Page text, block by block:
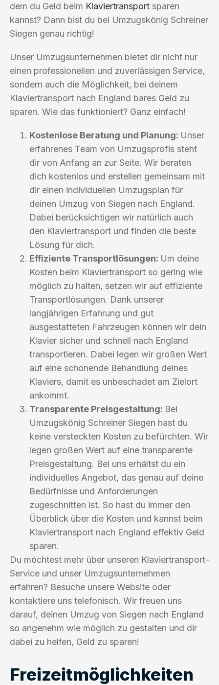
dem du Geld beim Klaviertransport sparen
kannst? Dann bist du bei Umzugskönig Schreiner
Siegen genau richtig!
Unser Umzugsunternehmen bietet dir nicht nur
einen professionellen und zuverlässigen Service,
sondern auch die Möglichkeit, bei deinem
Klaviertransport nach England bares Geld zu
sparen. Wie das funktioniert? Ganz einfach!
Kostenlose Beratung und Planung: Unser
erfahrenes Team von Umzugsprofis steht
dir von Anfang an zur Seite. Wir beraten
dich kostenlos und erstellen gemeinsam mit
dir einen individuellen Umzugsplan für
deinen Umzug von Siegen nach England.
Dabei berücksichtigen wir natürlich auch
den Klaviertransport und finden die beste
Lösung für dich.
Effiziente Transportlösungen: Um deine
Kosten beim Klaviertransport so gering wie
möglich zu halten, setzen wir auf effiziente
Transportlösungen. Dank unserer
langjährigen Erfahrung und gut
ausgestatteten Fahrzeugen können wir dein
Klavier sicher und schnell nach England
transportieren. Dabei legen wir großen Wert
auf eine schonende Behandlung deines
Klaviers, damit es unbeschadet am Zielort
ankommt.
Transparente Preisgestaltung: Bei
Umzugskönig Schreiner Siegen hast du
keine versteckten Kosten zu befürchten. Wir
legen großen Wert auf eine transparente
Preisgestaltung. Bei uns erhältst du ein
individuelles Angebot, das genau auf deine
Bedürfnisse und Anforderungen
zugeschnitten ist. So hast du immer den
Überblick über die Kosten und kannst beim
Klaviertransport nach England effektiv Geld
sparen.
Du möchtest mehr über unseren Klaviertransport-
Service und unser Umzugsunternehmen
erfahren? Besuche unsere Website oder
kontaktiere uns telefonisch. Wir freuen uns
darauf, deinen Umzug von Siegen nach England
so angenehm wie möglich zu gestalten und dir
dabei zu helfen, Geld zu sparen!
Freizeitmöglichkeiten